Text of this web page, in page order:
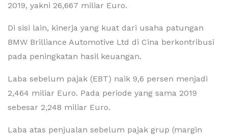
2019, yakni 26,667 miliar Euro.
Di sisi lain, kinerja yang kuat dari usaha patungan
BMW Brilliance Automotive Ltd di Cina berkontribusi
pada peningkatan hasil keuangan.
Laba sebelum pajak (EBT) naik 9,6 persen menjadi
2,464 miliar Euro. Pada periode yang sama 2019
sebesar 2,248 miliar Euro.
Laba atas penjualan sebelum pajak grup (margin